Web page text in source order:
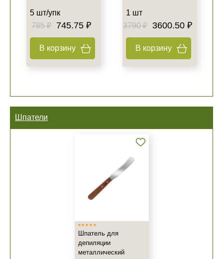
5 шт/упк
785 ₽
745.75 ₽
В корзину
1 шт
3790 ₽
3600.50 ₽
В корзину
Шпатели
Шпатель для
депиляции
металлический